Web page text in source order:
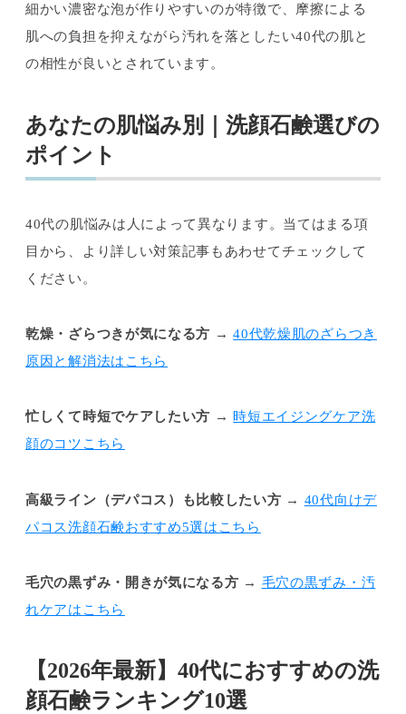
細かい濃密な泡が作りやすいのが特徴で、摩擦による
肌への負担を抑えながら汚れを落としたい40代の肌と
の相性が良いとされています。
あなたの肌悩み別｜洗顔石鹸選びの
ポイント
40代の肌悩みは人によって異なります。当てはまる項
目から、より詳しい対策記事もあわせてチェックして
ください。
乾燥・ざらつきが気になる方 →40代乾燥肌のざらつき
原因と解消法はこちら
忙しくて時短でケアしたい方 →時短エイジングケア洗
顔のコツこちら
高級ライン（デパコス）も比較したい方 → 40代向けデ
パコス洗顔石鹸おすすめ5選はこちら
毛穴の黒ずみ・開きが気になる方 → 毛穴の黒ずみ・汚
れケアはこちら
【2026年最新】40代におすすめの洗
顔石鹸ランキング10選